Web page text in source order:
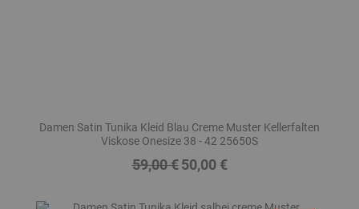
Damen Satin Tunika Kleid Blau Creme Muster Kellerfalten
Viskose Onesize 38 - 42 25650S
Regulärer
59,00 € Preis
50,00 €